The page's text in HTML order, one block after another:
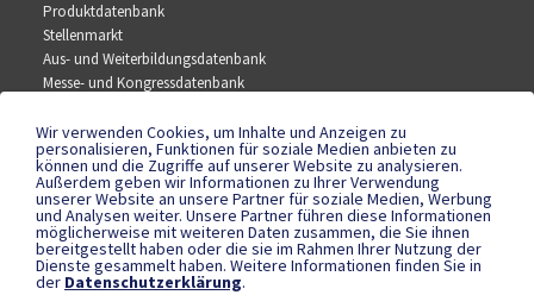
Produktdatenbank
Stellenmarkt
Aus- und Weiterbildungsdatenbank
Messe- und Kongressdatenbank
SOCIAL MEDIA
Facebook
YouTube
Instagram
Wir verwenden Cookies, um Inhalte und Anzeigen zu
personalisieren, Funktionen für soziale Medien anbieten zu
können und die Zugriffe auf unserer Website zu analysieren.
Außerdem geben wir Informationen zu Ihrer Verwendung
unserer Website an unsere Partner für soziale Medien, Werbung
und Analysen weiter. Unsere Partner führen diese Informationen
möglicherweise mit weiteren Daten zusammen, die Sie ihnen
bereitgestellt haben oder die sie im Rahmen Ihrer Nutzung der
Dienste gesammelt haben. Weitere Informationen finden Sie in
der Datenschutzerklärung.